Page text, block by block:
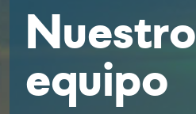
Nuestro
equipo